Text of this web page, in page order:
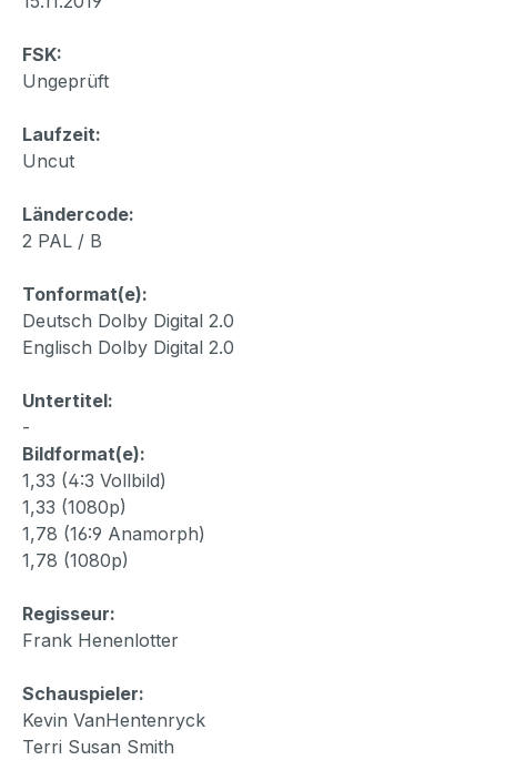
FSK:
Ungeprüft
Laufzeit:
Uncut
Ländercode:
2 PAL / B
Tonformat(e):
Deutsch Dolby Digital 2.0
Englisch Dolby Digital 2.0
Untertitel:
-
Bildformat(e):
1,33 (4:3 Vollbild)
1,33 (1080p)
1,78 (16:9 Anamorph)
1,78 (1080p)
Regisseur:
Frank Henenlotter
Schauspieler:
Kevin VanHentenryck
Terri Susan Smith